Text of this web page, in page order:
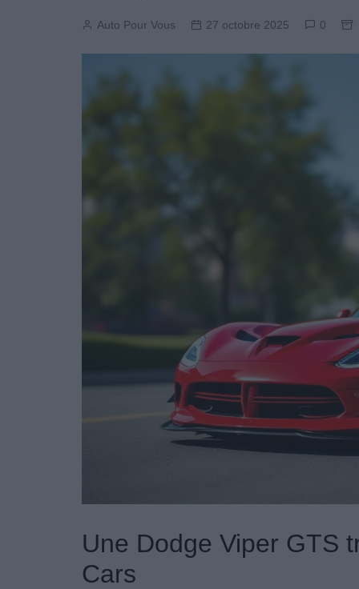
Auto Pour Vous 27 octobre 2025 0
Une Dodge Viper GTS
Cars